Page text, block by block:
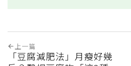
上一篇
「豆腐減肥法」月瘦好幾